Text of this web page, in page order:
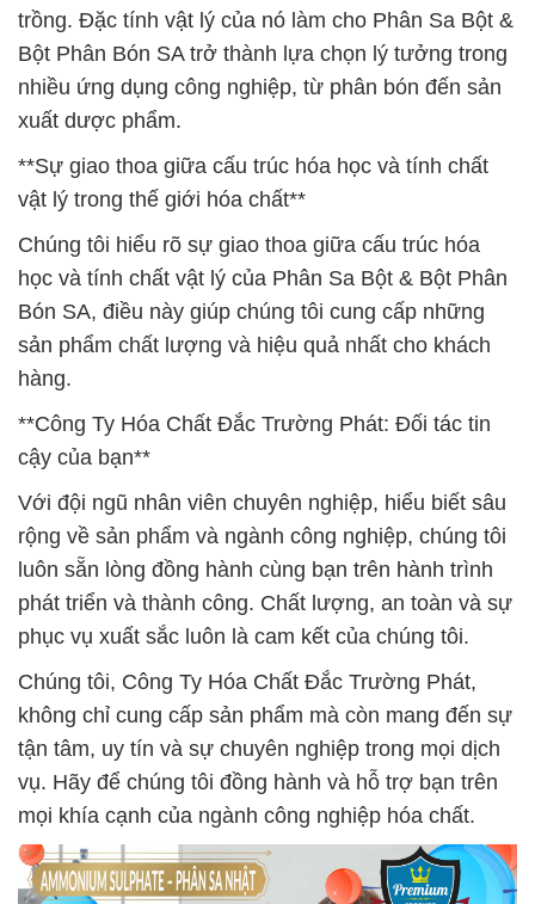
trồng. Đặc tính vật lý của nó làm cho Phân Sa Bột &
Bột Phân Bón SA trở thành lựa chọn lý tưởng trong
nhiều ứng dụng công nghiệp, từ phân bón đến sản
xuất dược phẩm.
**Sự giao thoa giữa cấu trúc hóa học và tính chất
vật lý trong thế giới hóa chất**
Chúng tôi hiểu rõ sự giao thoa giữa cấu trúc hóa
học và tính chất vật lý của Phân Sa Bột & Bột Phân
Bón SA, điều này giúp chúng tôi cung cấp những
sản phẩm chất lượng và hiệu quả nhất cho khách
hàng.
**Công Ty Hóa Chất Đắc Trường Phát: Đối tác tin
cậy của bạn**
Với đội ngũ nhân viên chuyên nghiệp, hiểu biết sâu
rộng về sản phẩm và ngành công nghiệp, chúng tôi
luôn sẵn lòng đồng hành cùng bạn trên hành trình
phát triển và thành công. Chất lượng, an toàn và sự
phục vụ xuất sắc luôn là cam kết của chúng tôi.
Chúng tôi, Công Ty Hóa Chất Đắc Trường Phát,
không chỉ cung cấp sản phẩm mà còn mang đến sự
tận tâm, uy tín và sự chuyên nghiệp trong mọi dịch
vụ. Hãy để chúng tôi đồng hành và hỗ trợ bạn trên
mọi khía cạnh của ngành công nghiệp hóa chất.